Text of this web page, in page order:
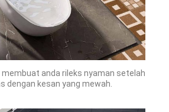
anda rileks nyaman setelah
dengan kesan yang mewah.